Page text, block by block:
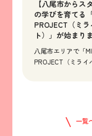
【八尾市からス
の学びを育てる
PROJECT（ミ
ト）」が始まり
八尾市エリアで「
PROJECT（ミライ
一覧